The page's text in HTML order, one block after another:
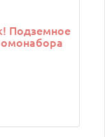
Подземное